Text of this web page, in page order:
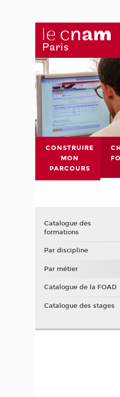
CONSTRUIRE
MON
PARCOURS
Catalogue des
formations
Par discipline
Par métier
Catalogue de la FOAD
Catalogue des stages